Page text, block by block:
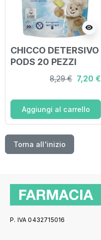
visibility
CHICCO DETERSIVO
PODS 20 PEZZI
8,29 € 7,20 €
Aggiungi al carrello
Torna all'inizio
P. IVA 0432715016